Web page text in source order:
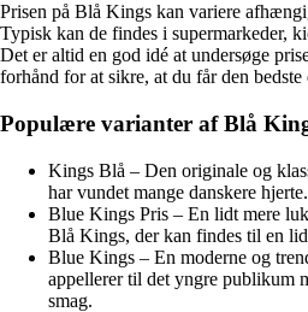
Prisen på Blå Kings kan variere
Typisk kan de findes i supermarkeder,
Det er altid en god idé at undersøge
forhånd for at sikre, at du får den bedste
Populære varianter af Blå
Kings Blå – Den originale og
har vundet mange danskere hjerte.
Blue Kings Pris – En lidt mere
Blå Kings, der kan findes til en
Blue Kings – En moderne og
appellerer til det yngre publikum
smag.